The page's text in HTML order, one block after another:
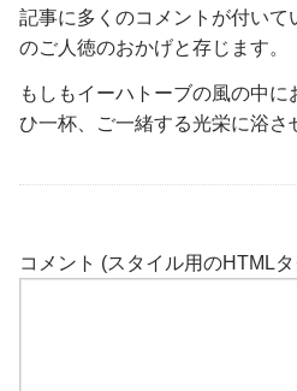
記事に多くのコメントが付いて
のご人徳のおかげと存じます。
もしもイーハトーブの風の中
ひ一杯、ご一緒する光栄に浴さ
コメント (スタイル用のHTML